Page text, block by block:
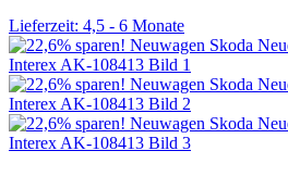
Lieferzeit: 4,5 - 6 Monate